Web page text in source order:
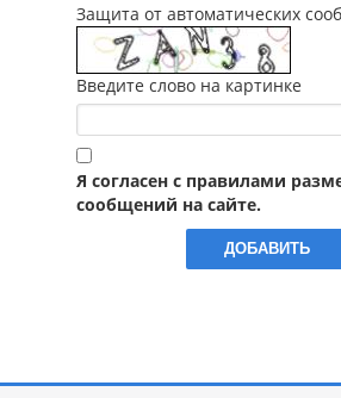
Защита от автоматических
Введите слово на картинке
Я согласен с правилами
сообщений на сайте.